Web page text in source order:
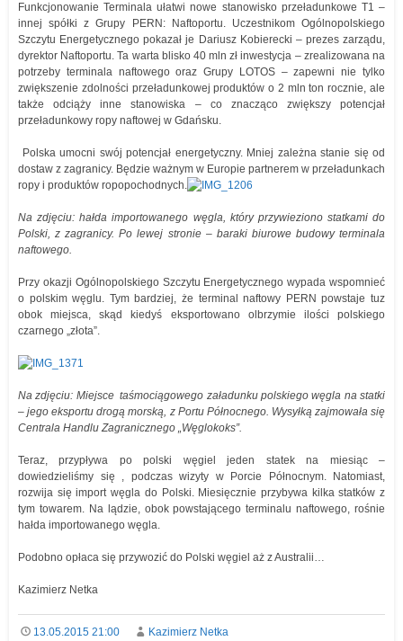
Funkcjonowanie Terminala ułatwi nowe stanowisko przeładunkowe T1 –
innej spółki z Grupy PERN: Naftoportu. Uczestnikom Ogólnopolskiego
Szczytu Energetycznego pokazał je Dariusz Kobierecki – prezes zarządu,
dyrektor Naftoportu. Ta warta blisko 40 mln zł inwestycja – zrealizowana na
potrzeby terminala naftowego oraz Grupy LOTOS – zapewni nie tylko
zwiększenie zdolności przeładunkowej produktów o 2 mln ton rocznie, ale
także odciąży inne stanowiska – co znacząco zwiększy potencjał
przeładunkowy ropy naftowej w Gdańsku.
Polska umocni swój potencjał energetyczny. Mniej zależna stanie się od
dostaw z zagranicy. Będzie ważnym w Europie partnerem w przeładunkach
ropy i produktów ropopochodnych.
Na zdjęciu: hałda importowanego węgla, który przywieziono statkami do
Polski, z zagranicy. Po lewej stronie – baraki biurowe budowy terminala
naftowego.
Przy okazji Ogólnopolskiego Szczytu Energetycznego wypada wspomnieć
o polskim węglu. Tym bardziej, że terminal naftowy PERN powstaje tuz
obok miejsca, skąd kiedyś eksportowano olbrzymie ilości polskiego
czarnego „złota”.
Na zdjęciu: Miejsce taśmociągowego załadunku polskiego węgla na statki
– jego eksportu drogą morską, z Portu Północnego. Wysyłką zajmowała się
Centrala Handlu Zagranicznego „Węglokoks”.
Teraz, przypływa po polski węgiel jeden statek na miesiąc –
dowiedzieliśmy się , podczas wizyty w Porcie Północnym. Natomiast,
rozwija się import węgla do Polski. Miesięcznie przybywa kilka statków z
tym towarem. Na lądzie, obok powstającego terminalu naftowego, rośnie
hałda importowanego węgla.
Podobno opłaca się przywozić do Polski węgiel aż z Australii…
Kazimierz Netka
13.05.2015 21:00
Kazimierz Netka